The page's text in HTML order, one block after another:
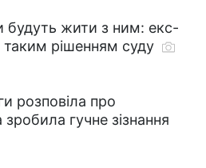
будуть жити з ним: екс-
рішенням суду
розповіла про
зробила гучне зізнання